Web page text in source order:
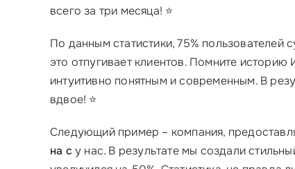
всего за три месяца! ⭐
По данным статистики, 75% пользователей
это отпугивает клиентов. Помните
интуитивно понятным и современным. В
вдвое! ⭐
Следующий пример – компания,
на су нас. В результате мы создали